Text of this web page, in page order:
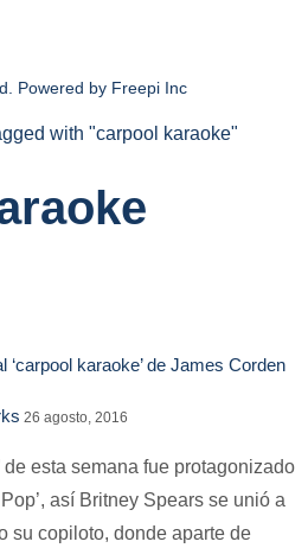
Powered by Freepi Inc
with "carpool karaoke"
‘carpool karaoke’ de James Corden
26 agosto, 2016
de esta semana fue protagonizado
así Britney Spears se unió a
su copiloto, donde aparte de